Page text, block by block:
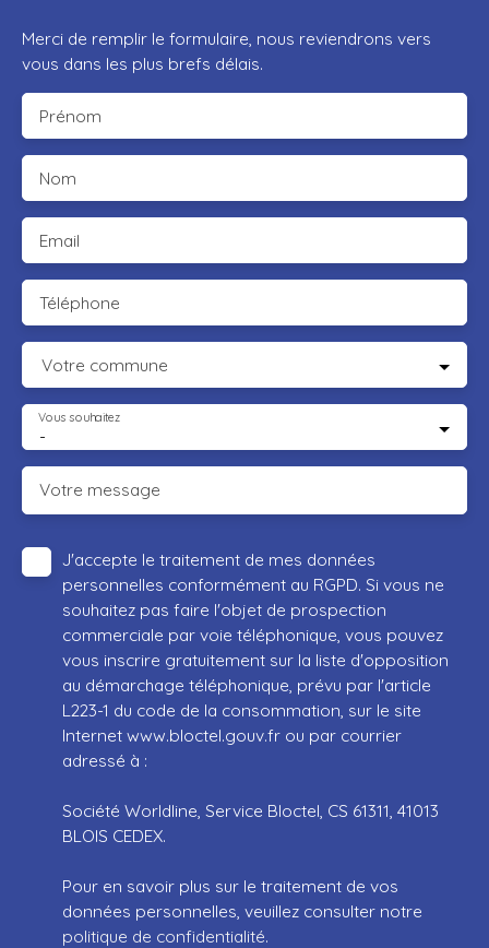
Merci de remplir le formulaire, nous reviendrons vers
vous dans les plus brefs délais.
Prénom
Nom
Email
Téléphone
Votre commune
-
Vous souhaitez
Votre message
J'accepte le traitement de mes données
personnelles conformément au RGPD. Si vous ne
souhaitez pas faire l'objet de prospection
commerciale par voie téléphonique, vous pouvez
vous inscrire gratuitement sur la liste d'opposition
au démarchage téléphonique, prévu par l'article
L223-1 du code de la consommation, sur le site
Internet www.bloctel.gouv.fr ou par courrier
adressé à :
Société Worldline, Service Bloctel, CS 61311, 41013
BLOIS CEDEX.
Pour en savoir plus sur le traitement de vos
données personnelles, veuillez consulter notre
politique de confidentialité.